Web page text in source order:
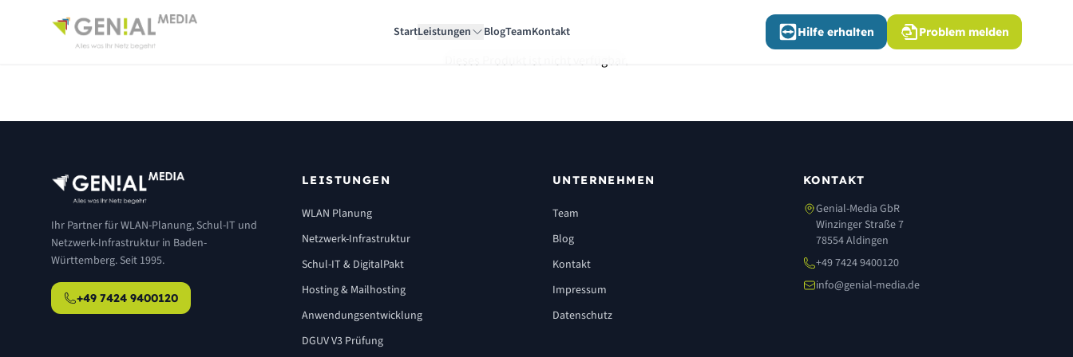
StartLeistungen BlogTeamKontakt Hilfe erhalten Problem melden
Dieses Produkt ist nicht verfügbar.
Ihr Partner für WLAN-Planung, Schul-IT und
Netzwerk-Infrastruktur in Baden-
Württemberg. Seit 1995.
+49 7424 9400120
LEISTUNGEN
WLAN Planung
Netzwerk-Infrastruktur
Schul-IT & DigitalPakt
Hosting & Mailhosting
Anwendungsentwicklung
DGUV V3 Prüfung
UNTERNEHMEN
Team
Blog
Kontakt
Impressum
Datenschutz
KONTAKT
Genial-Media GbR
Winzinger Straße 7
78554 Aldingen
+49 7424 9400120
info@genial-media.de